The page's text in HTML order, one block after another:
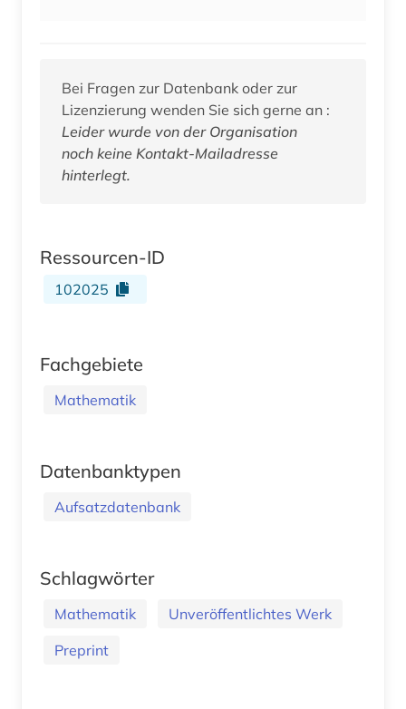
Bei Fragen zur Datenbank oder zur
Lizenzierung wenden Sie sich gerne an :
Leider wurde von der Organisation
noch keine Kontakt-Mailadresse
hinterlegt.
Ressourcen-ID
102025
Fachgebiete
Mathematik
Datenbanktypen
Aufsatzdatenbank
Schlagwörter
Mathematik
Unveröffentlichtes Werk
Preprint